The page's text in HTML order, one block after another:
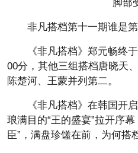
非凡搭档第十一期谁是
《非凡搭档》郑元畅终
00分，其他三组搭档唐晓天
陈楚河、王蒙并列第二。
《非凡搭档》在韩国开
琅满目的“王的盛宴”拉开序幕
臣”，满盘珍馐在前，为何搭